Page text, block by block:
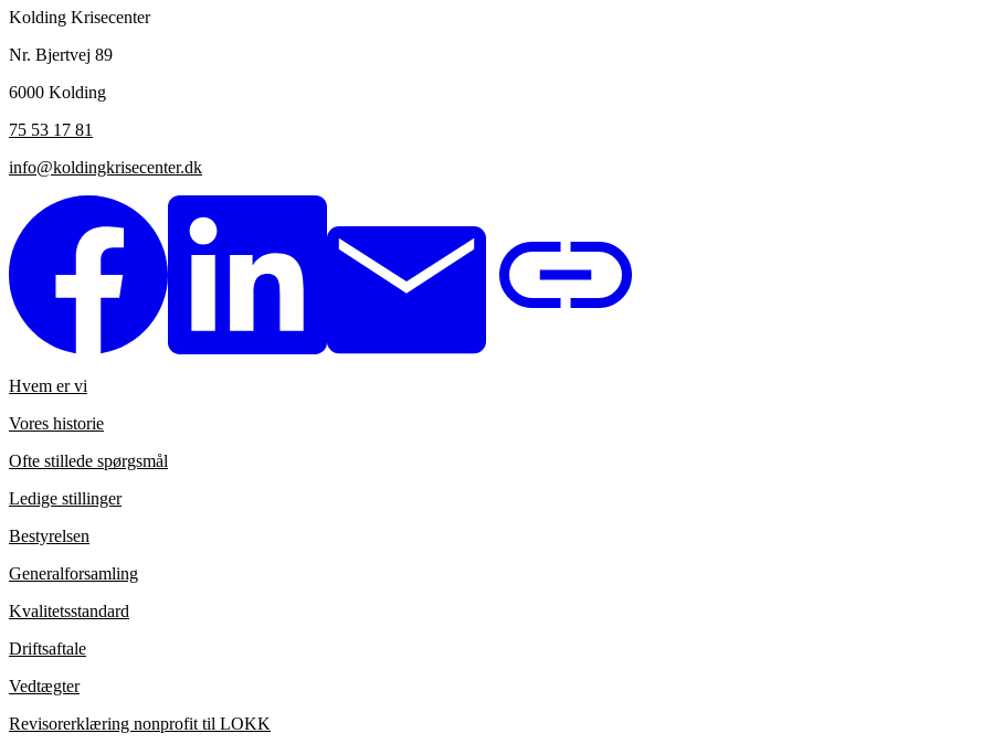
Kolding Krisecenter
Nr. Bjertvej 89
6000 Kolding
75 53 17 81
info@koldingkrisecenter.dk
Hvem er vi
Vores historie
Ofte stillede spørgsmål
Ledige stillinger
Bestyrelsen
Generalforsamling
Kvalitetsstandard
Driftsaftale
Vedtægter
Revisorerklæring nonprofit til LOKK